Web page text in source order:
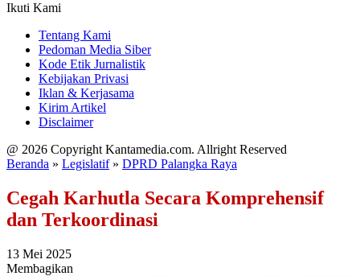
Ikuti Kami
Tentang Kami
Pedoman Media Siber
Kode Etik Jurnalistik
Kebijakan Privasi
Iklan & Kerjasama
Kirim Artikel
Disclaimer
@ 2026 Copyright Kantamedia.com. Allright Reserved
Beranda » Legislatif» DPRD Palangka Raya
Cegah Karhutla Secara Komprehensif
dan Terkoordinasi
13 Mei 2025
Membagikan